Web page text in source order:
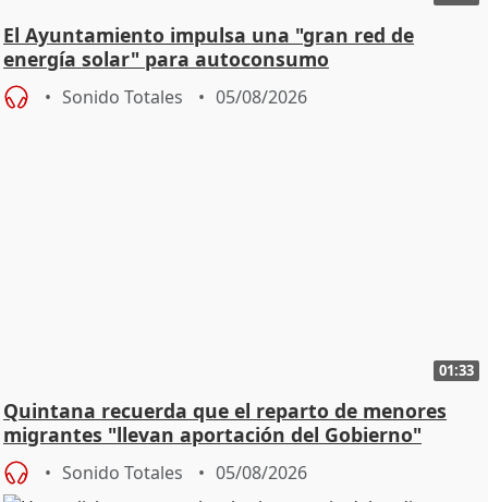
El Ayuntamiento impulsa una "gran red de
energía solar" para autoconsumo
Sonido Totales 05/08/2026
01:33
Quintana recuerda que el reparto de menores
migrantes "llevan aportación del Gobierno"
central
Sonido Totales 05/08/2026